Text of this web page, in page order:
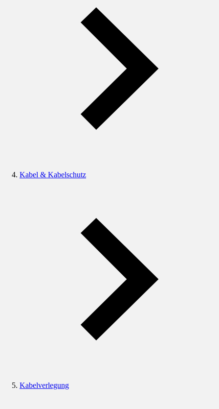
Kabel & Kabelschutz
Kabelverlegung